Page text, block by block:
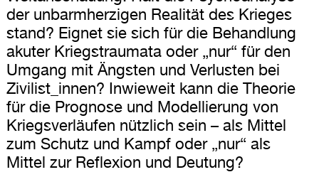
der unbarmherzigen Realität des Krieges
stand? Eignet sie sich für die Behandlung
akuter Kriegstraumata oder „nur“ für den
Umgang mit Ängsten und Verlusten bei
Zivilist_innen? Inwieweit kann die Theorie
für die Prognose und Modellierung von
Kriegsverläufen nützlich sein – als Mittel
zum Schutz und Kampf oder „nur“ als
Mittel zur Reflexion und Deutung?